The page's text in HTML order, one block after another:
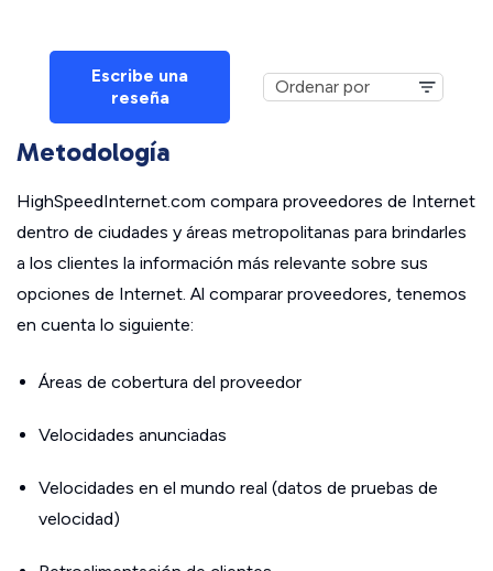
Escribe una
reseña
Metodología
HighSpeedInternet.com compara proveedores de Internet
dentro de ciudades y áreas metropolitanas para brindarles
a los clientes la información más relevante sobre sus
opciones de Internet. Al comparar proveedores, tenemos
en cuenta lo siguiente:
Áreas de cobertura del proveedor
Velocidades anunciadas
Velocidades en el mundo real (datos de pruebas de
velocidad)